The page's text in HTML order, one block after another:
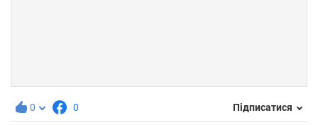
0 0 Підписатися